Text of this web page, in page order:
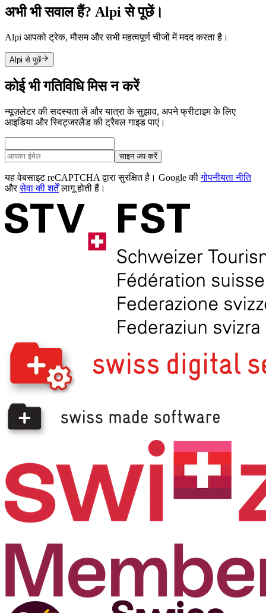
अभी भी सवाल हैं? Alpi से पूछें।
Alpi आपको ट्रेक, मौसम और सभी महत्वपूर्ण चीजों में मदद करता है।
Alpi से पूछें
कोई भी गतिविधि मिस न करें
न्यूज़लेटर की सदस्यता लें और यात्रा के सुझाव, अपने फ्रीटाइम के लिए
आइडिया और स्विट्जरलैंड की ट्रैवल गाइड पाएं।
साइन अप करें
यह वेबसाइट reCAPTCHA द्वारा सुरक्षित है। Google कीगोपनीयता नीति
औरसेवा की शर्तेंलागू होती हैं।